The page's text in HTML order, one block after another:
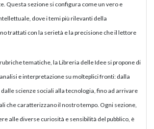
Questa sezione si configura come un vero e
dove i temi più rilevanti della
trattati con la serietà e la precisione che il lettore
tematiche, la Libreria delle Idee si propone di
e interpretazione su molteplici fronti: dalla
scienze sociali alla tecnologia, fino ad arrivare
che caratterizzano il nostro tempo. Ogni sezione,
alle diverse curiosità e sensibilità del pubblico, è